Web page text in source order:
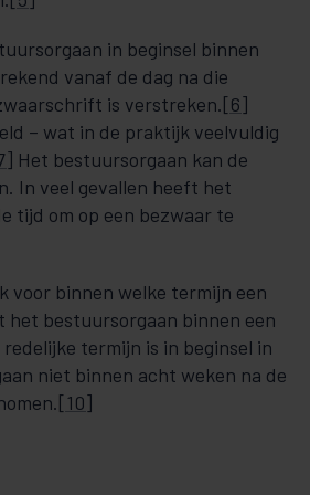
in beginsel binnen
vanaf de dag na die
is verstreken.[6]
– wat in de praktijk veelvuldig
Het bestuursorgaan kan de
In veel gevallen heeft het
tijd om op een bezwaar te
voor binnen welke termijn een
het bestuursorgaan binnen een
redelijke termijn is in beginsel in
niet binnen acht weken na de
[10]